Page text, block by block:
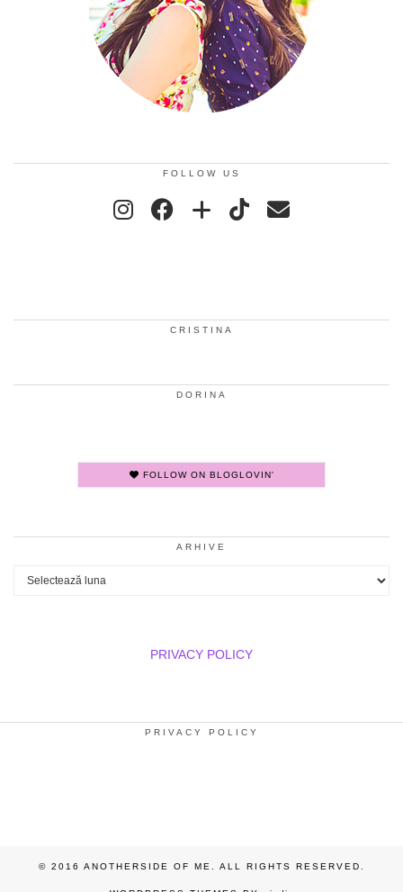
FOLLOW US
CRISTINA
DORINA
FOLLOW ON BLOGLOVIN'
ARHIVE
Arhive
PRIVACY POLICY
PRIVACY POLICY
© 2016 ANOTHERSIDE OF ME. ALL RIGHTS RESERVED.